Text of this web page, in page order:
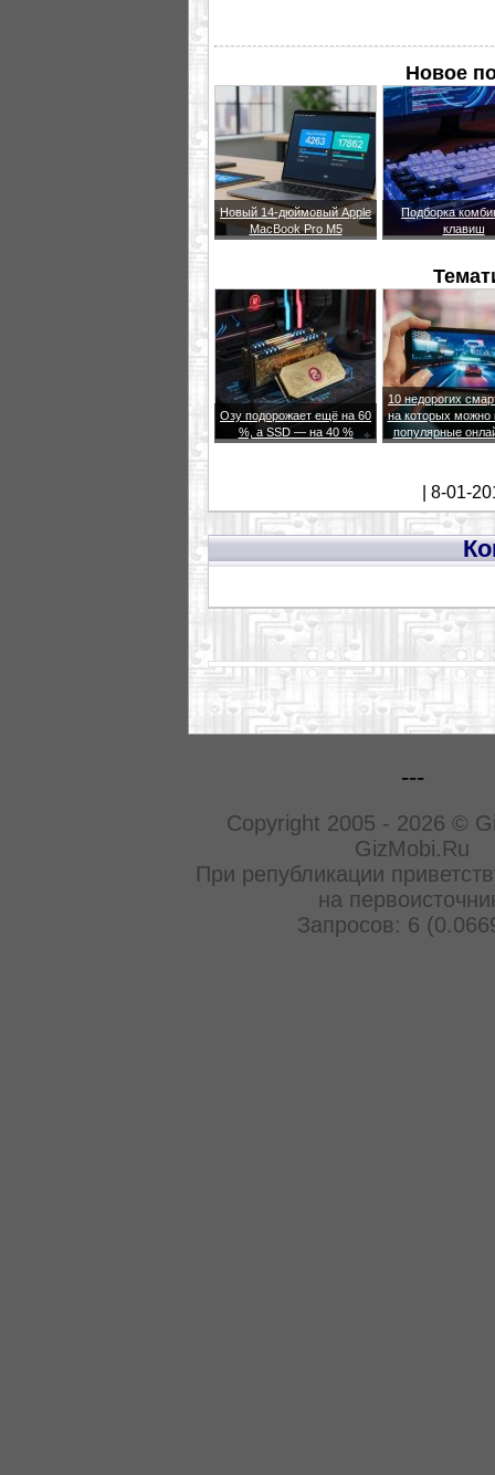
Новое
Новый 14-дюймовый Apple
MacBook Pro M5
Подборка
клавиш
Озу подорожает ещё на 60
%, а SSD — на 40 %
10 недорогих
на которых можно
популярные
| 8-01-
---
Copyright 2005 - 2026 ©
GizMobi.Ru
При републикации
на
Запросов: 6